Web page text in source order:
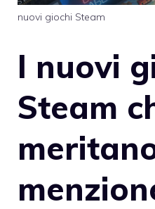
nuovi giochi Steam
I nuovi
Steam